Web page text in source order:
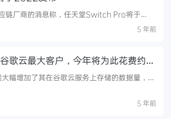
链厂商的消息称，任天堂Switch Pro将于
年。 YouTube上的知名频道Sw ...
5 年前
歌云最大客户，今年将为此花费约3
幅增加了其在谷歌云服务上存储的数据量，这
一位消息人士告诉外媒 The Information，截
5 年前